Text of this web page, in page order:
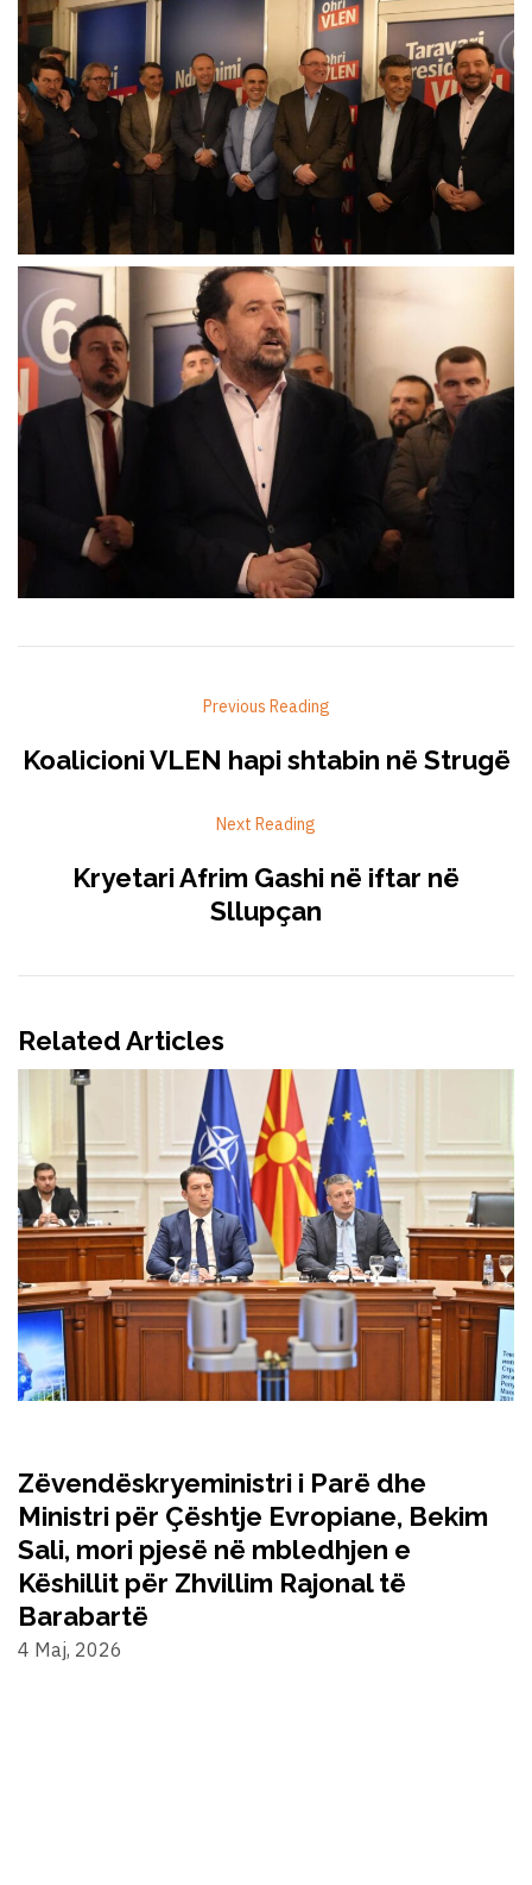
Previous Reading
Koalicioni VLEN hapi shtabin në Strugë
Next Reading
Kryetari Afrim Gashi në iftar në
Sllupçan
Related Articles
Zëvendëskryeministri i Parë dhe
Ministri për Çështje Evropiane, Bekim
Sali, mori pjesë në mbledhjen e
Këshillit për Zhvillim Rajonal të
Barabartë
4 Maj, 2026